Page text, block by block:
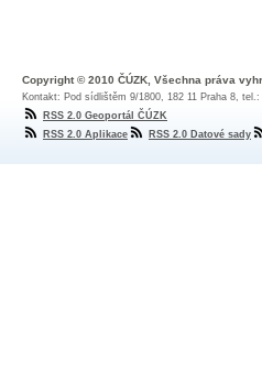
Copyright © 2010 ČÚZK, Všechna práva
Kontakt: Pod sídlištěm 9/1800, 182 11 Praha 8,
RSS 2.0 Geoportál ČÚZK
RSS 2.0 Aplikace
RSS 2.0 Datové sady